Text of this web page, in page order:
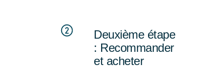
Deuxième étape
: Recommander
et acheter